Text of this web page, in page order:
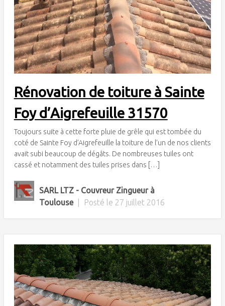
Rénovation de toiture à Sainte
Foy d’Aigrefeuille 31570
Toujours suite à cette forte pluie de grêle qui est tombée du
coté de Sainte Foy d’Aigrefeuille la toiture de l’un de nos clients
avait subi beaucoup de dégâts. De nombreuses tuiles ont
cassé et notamment des tuiles prises dans […]
SARL LTZ - Couvreur Zingueur à
Toulouse
Posté le 27 juillet 2016